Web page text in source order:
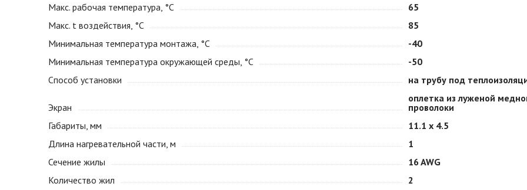
Макс. рабочая температура, °С
65
Макс. t воздействия, °С
85
Минимальная температура монтажа, °С
-40
Минимальная температура окружающей среды, °С
-50
Способ установки
на трубу под
Экран
оплетка из луженой
проволоки
Габариты, мм
11.1 х 4.5
Длина нагревательной части, м
1
Сечение жилы
16 AWG
Количество жил
2